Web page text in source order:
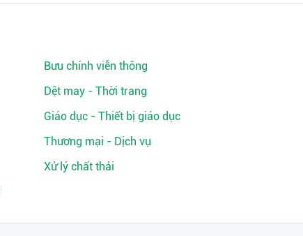
Bưu chính viễn thông
Dệt may - Thời trang
Giáo dục - Thiết bị giáo dục
Thương mại - Dịch vụ
Xử lý chất thải